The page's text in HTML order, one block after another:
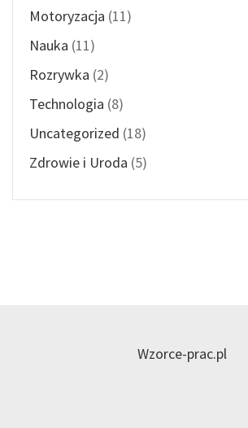
Motoryzacja (11)
Nauka (11)
Rozrywka (2)
Technologia (8)
Uncategorized (18)
Zdrowie i Uroda (5)
Wzorce-prac.pl